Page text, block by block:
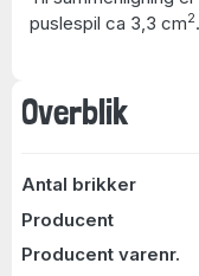
Overblik
Antal brikker
Producent
Producent varenr.
puslespil ca 3,3 cm2.